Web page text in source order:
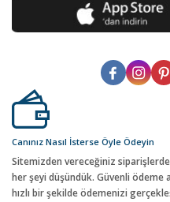
Canınız Nasıl İsterse Öyle Ödeyin
Sitemizden vereceğiniz
her şeyi düşündük. Güvenli ödeme
hızlı bir şekilde ödemenizi